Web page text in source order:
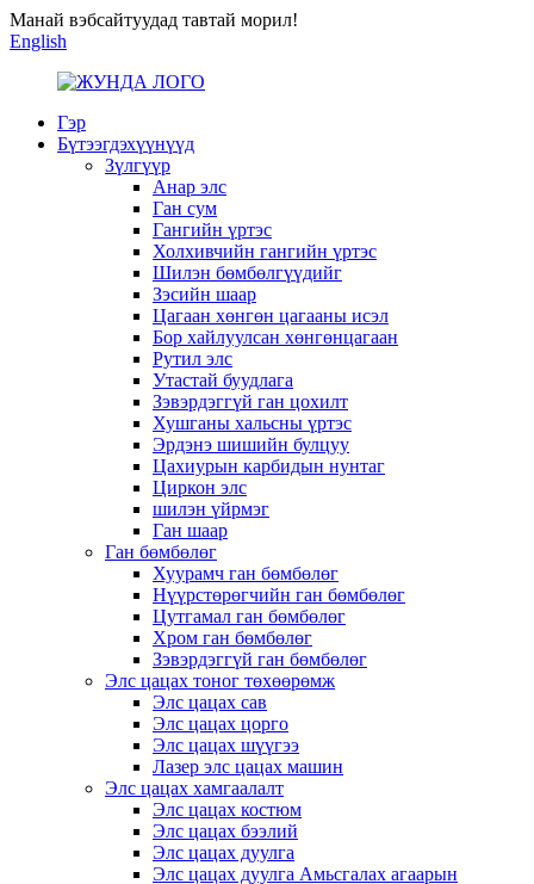
Манай вэбсайтуудад тавтай морил!
English
Гэр
Бүтээгдэхүүнүүд
Зүлгүүр
Анар элс
Ган сум
Гангийн үртэс
Холхивчийн гангийн үртэс
Шилэн бөмбөлгүүдийг
Зэсийн шаар
Цагаан хөнгөн цагааны исэл
Бор хайлуулсан хөнгөнцагаан
Рутил элс
Утастай буудлага
Зэвэрдэггүй ган цохилт
Хушганы хальсны үртэс
Эрдэнэ шишийн булцуу
Цахиурын карбидын нунтаг
Циркон элс
шилэн үйрмэг
Ган шаар
Ган бөмбөлөг
Хуурамч ган бөмбөлөг
Нүүрстөрөгчийн ган бөмбөлөг
Цутгамал ган бөмбөлөг
Хром ган бөмбөлөг
Зэвэрдэггүй ган бөмбөлөг
Элс цацах тоног төхөөрөмж
Элс цацах сав
Элс цацах цорго
Элс цацах шүүгээ
Лазер элс цацах машин
Элс цацах хамгаалалт
Элс цацах костюм
Элс цацах бээлий
Элс цацах дуулга
Элс цацах дуулга Амьсгалах агаарын